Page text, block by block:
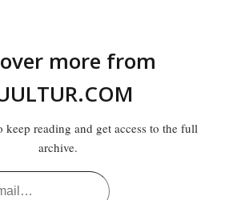
more from
keep reading and get access to the full
archive.